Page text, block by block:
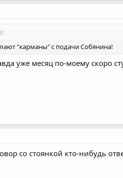
"карманы" с подачи Собянина!
уже месяц по-моему скоро
со стоянкой кто-нибудь